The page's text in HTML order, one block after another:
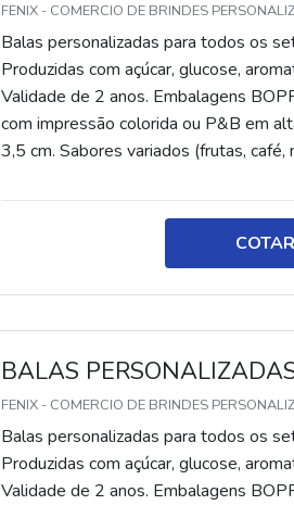
FENIX - COMERCIO DE BRINDES
Balas personalizadas para todos os
Produzidas com açúcar, glucose,
Validade de 2 anos. Embalagens
com impressão colorida ou P&B em
3,5 cm. Sabores variados (frutas,
BALAS
FENIX - COMERCIO DE BRINDES
Balas personalizadas para todos os
Produzidas com açúcar, glucose,
Validade de 2 anos. Embalagens